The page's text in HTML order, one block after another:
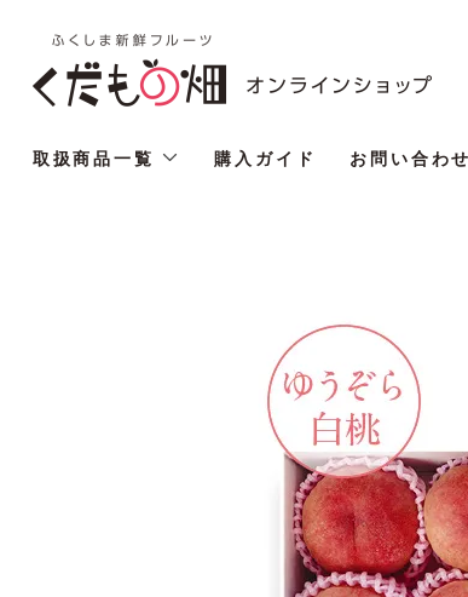
取扱商品一覧 購入ガイド お問い合わせ